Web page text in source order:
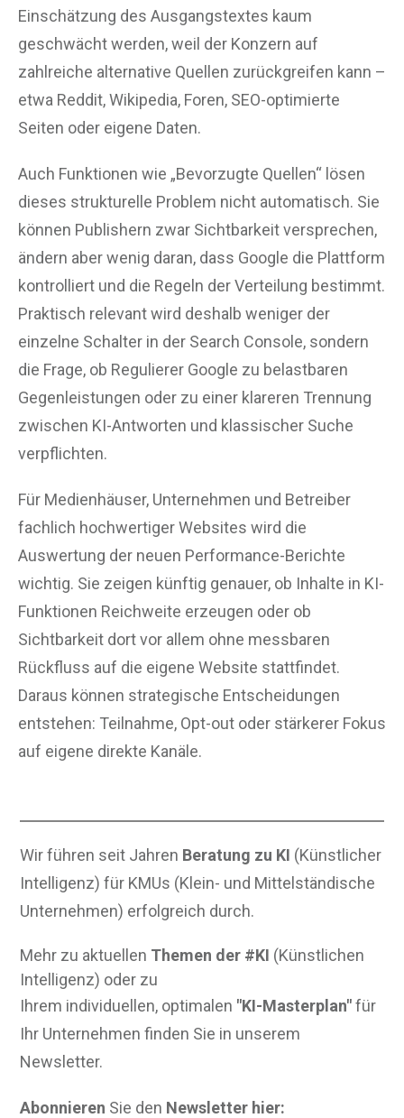
Einschätzung des Ausgangstextes kaum
geschwächt werden, weil der Konzern auf
zahlreiche alternative Quellen zurückgreifen kann –
etwa Reddit, Wikipedia, Foren, SEO-optimierte
Seiten oder eigene Daten.
Auch Funktionen wie „Bevorzugte Quellen“ lösen
dieses strukturelle Problem nicht automatisch. Sie
können Publishern zwar Sichtbarkeit versprechen,
ändern aber wenig daran, dass Google die Plattform
kontrolliert und die Regeln der Verteilung bestimmt.
Praktisch relevant wird deshalb weniger der
einzelne Schalter in der Search Console, sondern
die Frage, ob Regulierer Google zu belastbaren
Gegenleistungen oder zu einer klareren Trennung
zwischen KI-Antworten und klassischer Suche
verpflichten.
Für Medienhäuser, Unternehmen und Betreiber
fachlich hochwertiger Websites wird die
Auswertung der neuen Performance-Berichte
wichtig. Sie zeigen künftig genauer, ob Inhalte in KI-
Funktionen Reichweite erzeugen oder ob
Sichtbarkeit dort vor allem ohne messbaren
Rückfluss auf die eigene Website stattfindet.
Daraus können strategische Entscheidungen
entstehen: Teilnahme, Opt-out oder stärkerer Fokus
auf eigene direkte Kanäle.
Wir führen seit Jahren Beratung zu KI (Künstlicher
Intelligenz) für KMUs (Klein- und Mittelständische
Unternehmen) erfolgreich durch.
Mehr zu aktuellen Themen der #KI (Künstlichen
Intelligenz) oder zu
Ihrem individuellen, optimalen "KI-Masterplan"für
Ihr Unternehmen finden Sie in unserem
Newsletter.
Abonnieren Sie den Newsletter hier: